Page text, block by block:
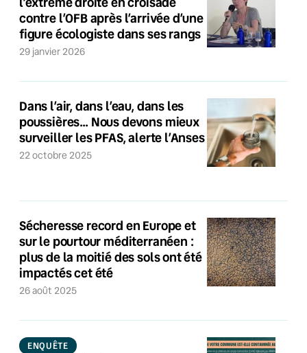
contre l’OFB après l’arrivée d’une
figure écologiste dans ses rangs
29 janvier 2026
Dans l’air, dans l’eau, dans les
poussières… Nous devons mieux
surveiller les PFAS, alerte l’Anses
22 octobre 2025
Sécheresse record en Europe et
sur le pourtour méditerranéen :
plus de la moitié des sols ont été
impactés cet été
26 août 2025
ENQUÊTE